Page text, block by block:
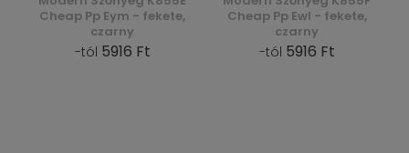
Cheap Pp Eym - fekete,
czarny
-tól 5916 Ft
Cheap Pp Ewl - fekete,
czarny
-tól 5916 Ft